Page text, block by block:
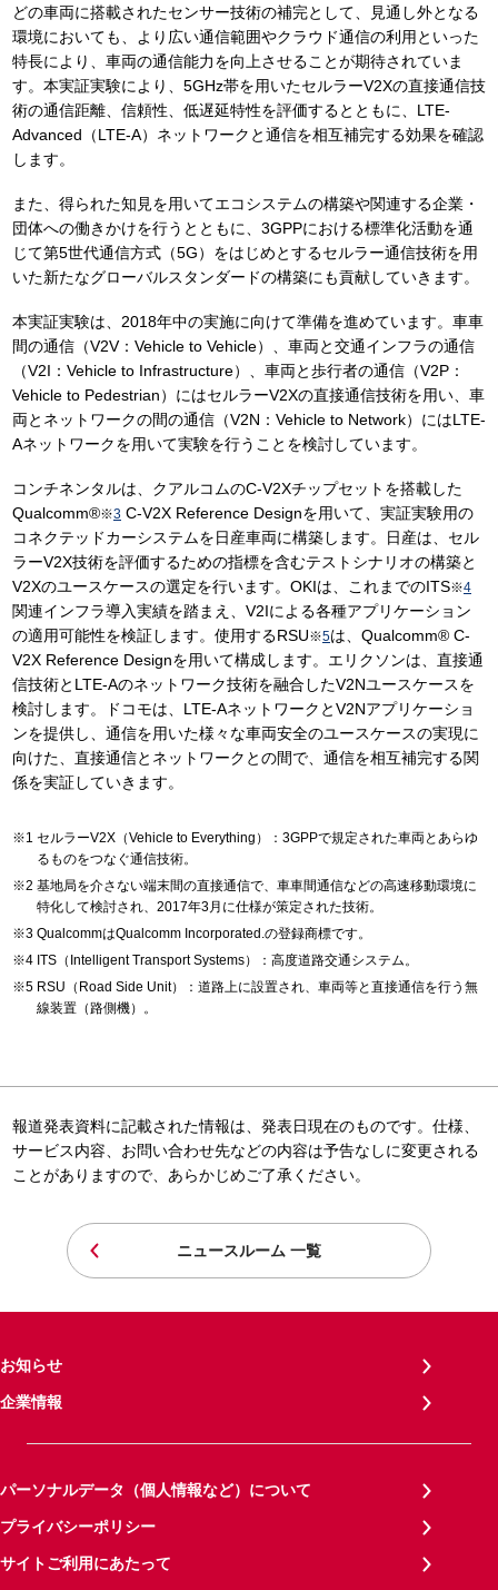
どの車両に搭載されたセンサー技術の補完として、見通し外となる
環境においても、より広い通信範囲やクラウド通信の利用といった
特長により、車両の通信能力を向上させることが期待されていま
す。本実証実験により、5GHz帯を用いたセルラーV2Xの直接通信技
術の通信距離、信頼性、低遅延特性を評価するとともに、LTE-
Advanced（LTE-A）ネットワークと通信を相互補完する効果を確認
します。
また、得られた知見を用いてエコシステムの構築や関連する企業・
団体への働きかけを行うとともに、3GPPにおける標準化活動を通
じて第5世代通信方式（5G）をはじめとするセルラー通信技術を用
いた新たなグローバルスタンダードの構築にも貢献していきます。
本実証実験は、2018年中の実施に向けて準備を進めています。車車
間の通信（V2V：Vehicle to Vehicle）、車両と交通インフラの通信
（V2I：Vehicle to Infrastructure）、車両と歩行者の通信（V2P：
Vehicle to Pedestrian）にはセルラーV2Xの直接通信技術を用い、車
両とネットワークの間の通信（V2N：Vehicle to Network）にはLTE-
Aネットワークを用いて実験を行うことを検討しています。
コンチネンタルは、クアルコムのC-V2Xチップセットを搭載した
Qualcomm®※3 C-V2X Reference Designを用いて、実証実験用の
コネクテッドカーシステムを日産車両に構築します。日産は、セル
ラーV2X技術を評価するための指標を含むテストシナリオの構築と
V2Xのユースケースの選定を行います。OKIは、これまでのITS※4
関連インフラ導入実績を踏まえ、V2Iによる各種アプリケーション
の適用可能性を検証します。使用するRSU※5は、Qualcomm® C-
V2X Reference Designを用いて構成します。エリクソンは、直接通
信技術とLTE-Aのネットワーク技術を融合したV2Nユースケースを
検討します。ドコモは、LTE-AネットワークとV2Nアプリケーショ
ンを提供し、通信を用いた様々な車両安全のユースケースの実現に
向けた、直接通信とネットワークとの間で、通信を相互補完する関
係を実証していきます。
セルラーV2X（Vehicle to Everything）：3GPPで規定された車両とあらゆ
るものをつなぐ通信技術。
基地局を介さない端末間の直接通信で、車車間通信などの高速移動環境に
特化して検討され、2017年3月に仕様が策定された技術。
QualcommはQualcomm Incorporated.の登録商標です。
ITS（Intelligent Transport Systems）：高度道路交通システム。
RSU（Road Side Unit）：道路上に設置され、車両等と直接通信を行う無
線装置（路側機）。
報道発表資料に記載された情報は、発表日現在のものです。仕様、
サービス内容、お問い合わせ先などの内容は予告なしに変更される
ことがありますので、あらかじめご了承ください。
ニュースルーム 一覧
お知らせ
企業情報
パーソナルデータ（個人情報など）について
プライバシーポリシー
サイトご利用にあたって